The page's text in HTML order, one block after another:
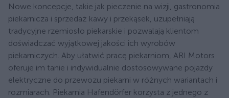
Nowe koncepcje, takie jak pieczenie na wizji, gastronomia
piekarnicza i sprzedaż kawy i przekąsek, uzupełniają
tradycyjne rzemiosło piekarskie i pozwalają klientom
doświadczać wyjątkowej jakości ich wyrobów
piekarniczych. Aby ułatwić pracę piekarniom, ARI Motors
oferuje im tanie i indywidualnie dostosowywane pojazdy
elektryczne do przewozu piekarni w różnych wariantach i
rozmiarach. Piekarnia Hafendörfer korzysta z jednego z